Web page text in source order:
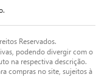
Reservados.
podendo divergir com o
na respectiva descrição.
compras no site, sujeitos à